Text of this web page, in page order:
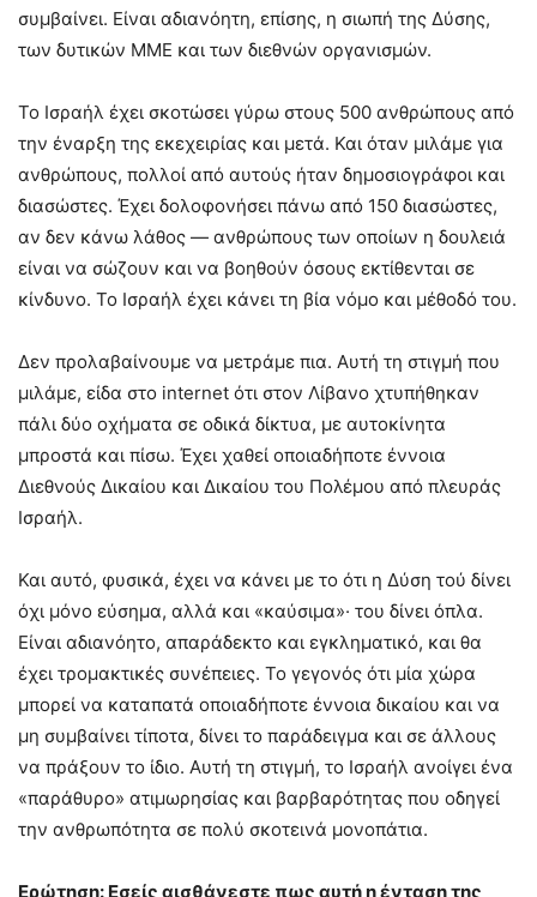
συμβαίνει. Είναι αδιανόητη, επίσης, η σιωπή της Δύσης,
των δυτικών ΜΜΕ και των διεθνών οργανισμών.
Το Ισραήλ έχει σκοτώσει γύρω στους 500 ανθρώπους από
την έναρξη της εκεχειρίας και μετά. Και όταν μιλάμε για
ανθρώπους, πολλοί από αυτούς ήταν δημοσιογράφοι και
διασώστες. Έχει δολοφονήσει πάνω από 150 διασώστες,
αν δεν κάνω λάθος — ανθρώπους των οποίων η δουλειά
είναι να σώζουν και να βοηθούν όσους εκτίθενται σε
κίνδυνο. Το Ισραήλ έχει κάνει τη βία νόμο και μέθοδό του.
Δεν προλαβαίνουμε να μετράμε πια. Αυτή τη στιγμή που
μιλάμε, είδα στο internet ότι στον Λίβανο χτυπήθηκαν
πάλι δύο οχήματα σε οδικά δίκτυα, με αυτοκίνητα
μπροστά και πίσω. Έχει χαθεί οποιαδήποτε έννοια
Διεθνούς Δικαίου και Δικαίου του Πολέμου από πλευράς
Ισραήλ.
Και αυτό, φυσικά, έχει να κάνει με το ότι η Δύση τού δίνει
όχι μόνο εύσημα, αλλά και «καύσιμα»· του δίνει όπλα.
Είναι αδιανόητο, απαράδεκτο και εγκληματικό, και θα
έχει τρομακτικές συνέπειες. Το γεγονός ότι μία χώρα
μπορεί να καταπατά οποιαδήποτε έννοια δικαίου και να
μη συμβαίνει τίποτα, δίνει το παράδειγμα και σε άλλους
να πράξουν το ίδιο. Αυτή τη στιγμή, το Ισραήλ ανοίγει ένα
«παράθυρο» ατιμωρησίας και βαρβαρότητας που οδηγεί
την ανθρωπότητα σε πολύ σκοτεινά μονοπάτια.
Ερώτηση: Εσείς αισθάνεστε πως αυτή η ένταση της